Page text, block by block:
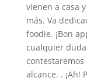
vienen a casa
más. Va
foodie. ¡Bon
cualquier
alcance. . ¡Ah!